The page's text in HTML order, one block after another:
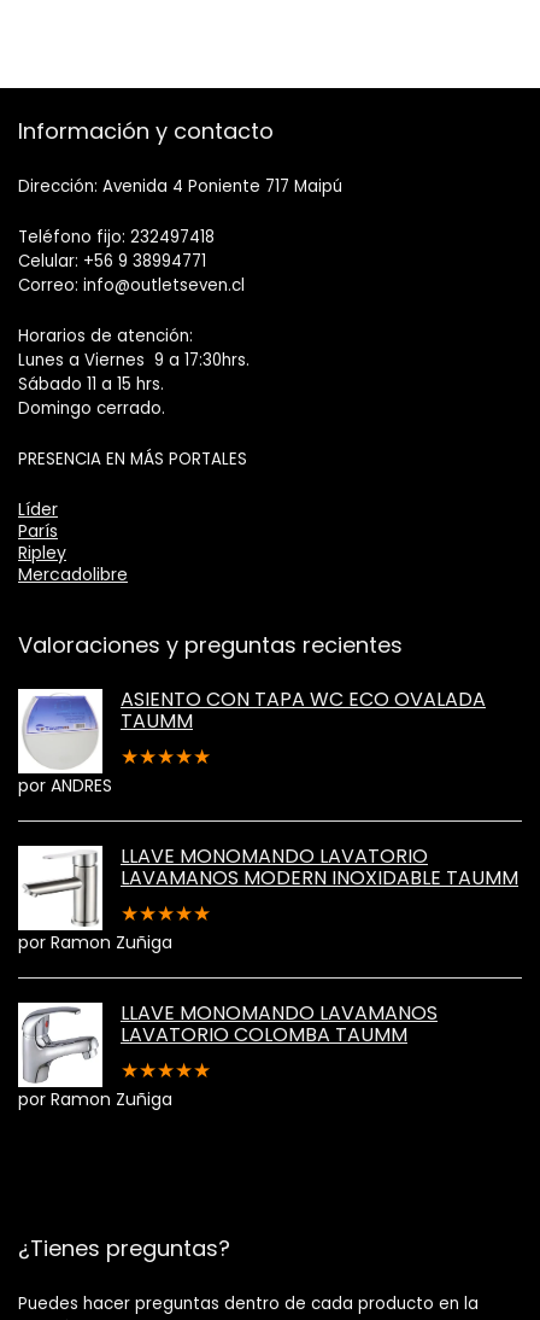
Información y contacto
Dirección: Avenida 4 Poniente 717 Maipú
Teléfono fijo: 232497418
Celular: +56 9 38994771
Correo: info@outletseven.cl
Horarios de atención:
Lunes a Viernes 9 a 17:30hrs.
Sábado 11 a 15 hrs.
Domingo cerrado.
PRESENCIA EN MÁS PORTALES
Líder
París
Ripley
Mercadolibre
Valoraciones y preguntas recientes
ASIENTO CON TAPA WC ECO OVALADA
TAUMM
★★★★★
por ANDRES
LLAVE MONOMANDO LAVATORIO
LAVAMANOS MODERN INOXIDABLE TAUMM
★★★★★
por Ramon Zuñiga
LLAVE MONOMANDO LAVAMANOS
LAVATORIO COLOMBA TAUMM
★★★★★
por Ramon Zuñiga
¿Tienes preguntas?
Puedes hacer preguntas dentro de cada producto en la